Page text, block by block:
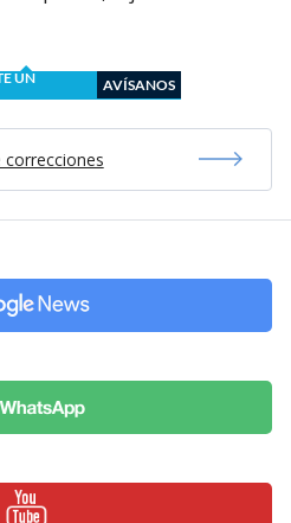
UN
AVÍSANOS
correcciones